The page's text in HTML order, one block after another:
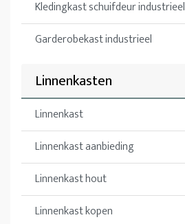
Kledingkast schuifdeur industrieel
Garderobekast industrieel
Linnenkasten
Linnenkast
Linnenkast aanbieding
Linnenkast hout
Linnenkast kopen